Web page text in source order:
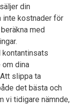
din
inte kostnader för
med
kontantinsats
om dina
slippa ta
det bästa och
vi tidigare nämnde,